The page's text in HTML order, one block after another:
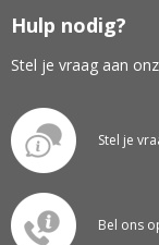
Hulp nodig?
Stel je vraag aan
Stel je
Bel ons